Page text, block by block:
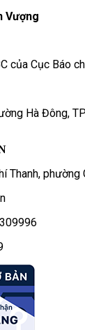
Vượng
của Cục Báo
Hà Đông,
Thanh, phường